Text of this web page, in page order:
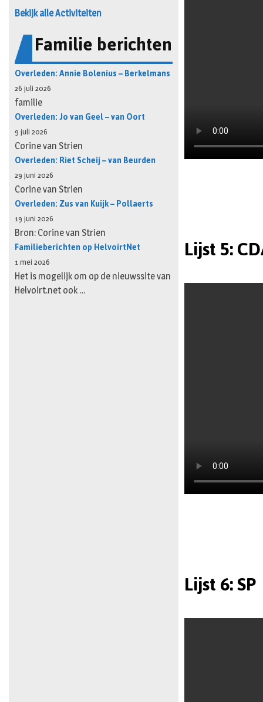
Bekijk alle Activiteiten
Familie berichten
Overleden: Annie Bolenius – Berkelmans
26 juli 2026
familie
Overleden: Jo van Geel – van Oort
9 juli 2026
Corine van Strien
Overleden: Riet Scheij – van Beurden
29 juni 2026
Corine van Strien
Overleden: Zus van Kuijk – Pollaerts
19 juni 2026
Bron: Corine van Strien
Familieberichten op HelvoirtNet
1 mei 2026
Het is mogelijk om op de nieuwssite van
Helvoirt.net ook …
Lijst 5:
Lijst 6: SP